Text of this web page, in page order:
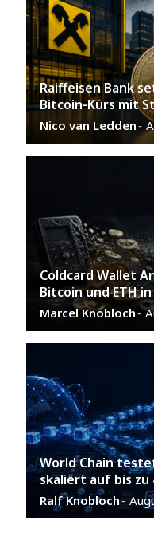
Raiffeisen Bank
Bitcoin-Kurs mit
Nico van Ledden-
Coldcard Wallet
Bitcoin und ETH
Marcel Knobloch-
World Chain
skaliert auf bis zu
Ralf Knobloch-